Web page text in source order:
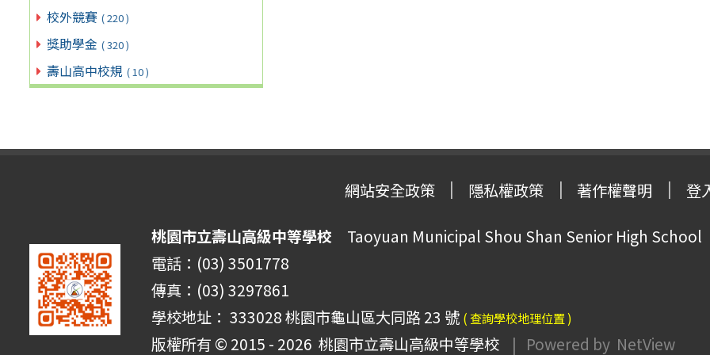
校外競賽 ( 220 )
獎助學金 ( 320 )
壽山高中校規 ( 10 )
網站安全政策 隱私權政策 著作權聲明 登
桃園市立壽山高級中等學校 Taoyuan Municipal Shou Shan Senior High School
電話：(03) 3501778
傳真：(03) 3297861
學校地址： 333028 桃園市龜山區大同路 23 號 ( 查詢學校地理位置 )
版權所有 © 2015 - 2026 桃園市立壽山高級中等學校 | Powered by NetView